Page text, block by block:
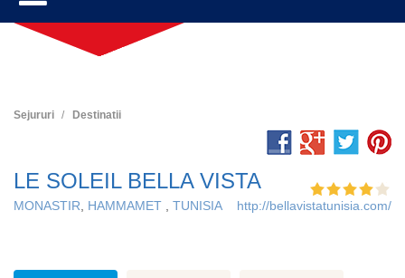
Sejururi Destinatii
LE SOLEIL BELLA VISTA
MONASTIR HAMMAMET TUNISIA http://bellavistatunisia.com/